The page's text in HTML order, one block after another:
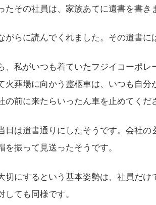
たその社員は、家族あてに遺書を書き
がらに読んでくれました。その遺書に
、私がいつも着ていたフジイコーポ
葬場に向かう霊柩車は、いつも自分
の前に来たらいったん車を止めてくだ
日は遺書通りにしたそうです。会社
を振って見送ったそうです。
切にするという基本姿勢は、社員だ
ても同様です。